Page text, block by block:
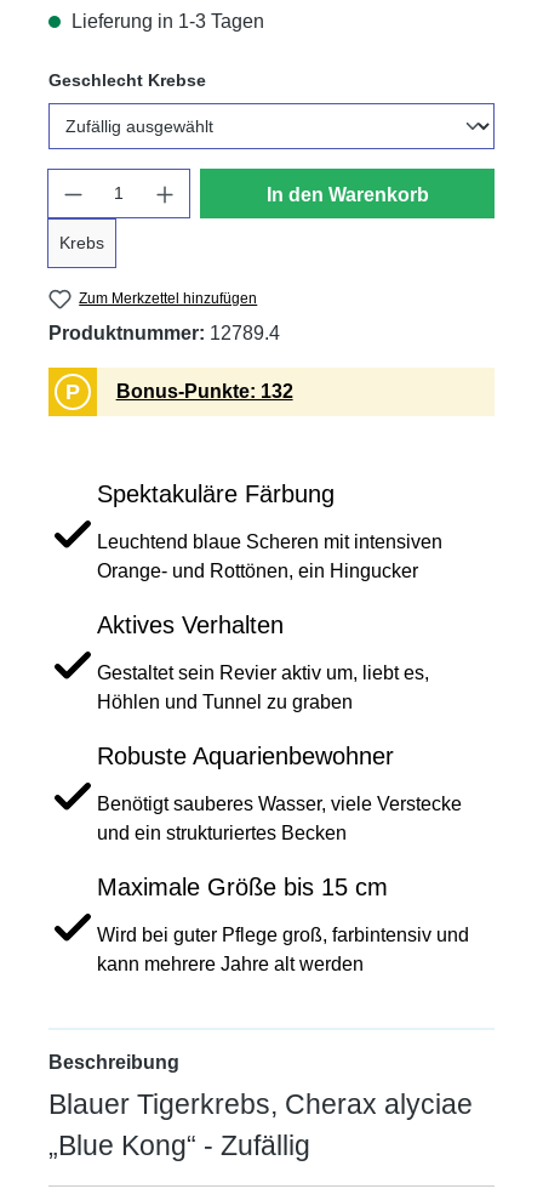
Lieferung in 1-3 Tagen
Geschlecht Krebseauswählen
Krebs
In den Warenkorb
Zum Merkzettel hinzufügen
Produktnummer: 12789.4
P Bonus-Punkte: 132
Spektakuläre Färbung
Leuchtend blaue Scheren mit intensiven
Orange- und Rottönen, ein Hingucker
Aktives Verhalten
Gestaltet sein Revier aktiv um, liebt es,
Höhlen und Tunnel zu graben
Robuste Aquarienbewohner
Benötigt sauberes Wasser, viele Verstecke
und ein strukturiertes Becken
Maximale Größe bis 15 cm
Wird bei guter Pflege groß, farbintensiv und
kann mehrere Jahre alt werden
Beschreibung
Blauer Tigerkrebs, Cherax alyciae
„Blue Kong“ - Zufällig